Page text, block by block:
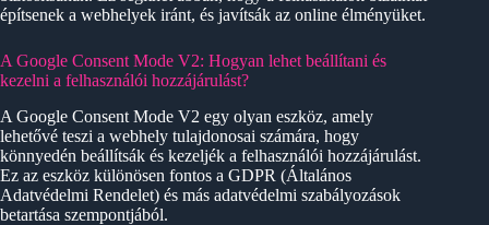
építsenek a webhelyek iránt, és javítsák az online élményüket.
A Google Consent Mode V2: Hogyan lehet beállítani és
kezelni a felhasználói hozzájárulást?
A Google Consent Mode V2 egy olyan eszköz, amely
lehetővé teszi a webhely tulajdonosai számára, hogy
könnyedén beállítsák és kezeljék a felhasználói hozzájárulást.
Ez az eszköz különösen fontos a GDPR (Általános
Adatvédelmi Rendelet) és más adatvédelmi szabályozások
betartása szempontjából.